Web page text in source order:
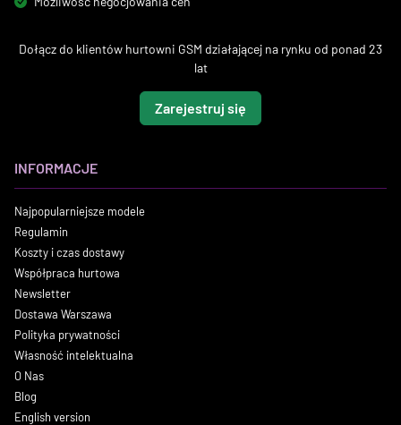
Dołącz do klientów hurtowni GSM działającej na rynku od ponad 23
lat
Zarejestruj się
INFORMACJE
Najpopularniejsze modele
Regulamin
Koszty i czas dostawy
Współpraca hurtowa
Newsletter
Dostawa Warszawa
Polityka prywatności
Własność intelektualna
O Nas
Blog
English version